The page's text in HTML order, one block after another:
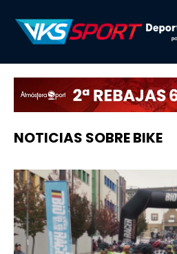
NOTICIAS SOBRE BIKE